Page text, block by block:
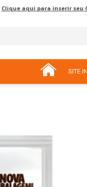
Clique aqui para inserir seu
SITE